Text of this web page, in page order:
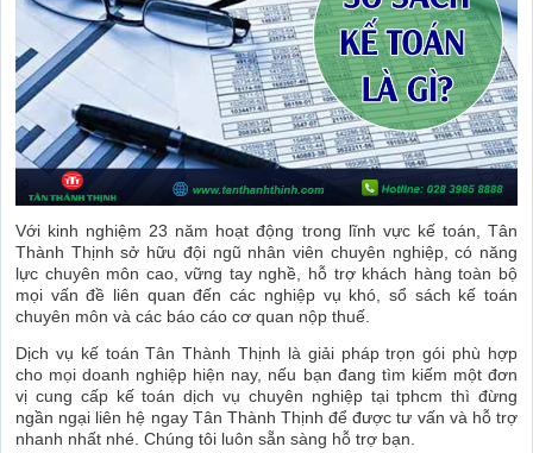
Với kinh nghiệm 23 năm hoạt động trong lĩnh vực kế toán, Tân
Thành Thịnh sở hữu đội ngũ nhân viên chuyên nghiệp, có năng
lực chuyên môn cao, vững tay nghề, hỗ trợ khách hàng toàn bộ
mọi vấn đề liên quan đến các nghiệp vụ khó, sổ sách kế toán
chuyên môn và các báo cáo cơ quan nộp thuế.
Dịch vụ kế toán Tân Thành Thịnh là giải pháp trọn gói phù hợp
cho mọi doanh nghiệp hiện nay, nếu bạn đang tìm kiếm một đơn
vị cung cấp kế toán dịch vụ chuyên nghiệp tại tphcm thì đừng
ngần ngại liên hệ ngay Tân Thành Thịnh để được tư vấn và hỗ trợ
nhanh nhất nhé. Chúng tôi luôn sẵn sàng hỗ trợ bạn.